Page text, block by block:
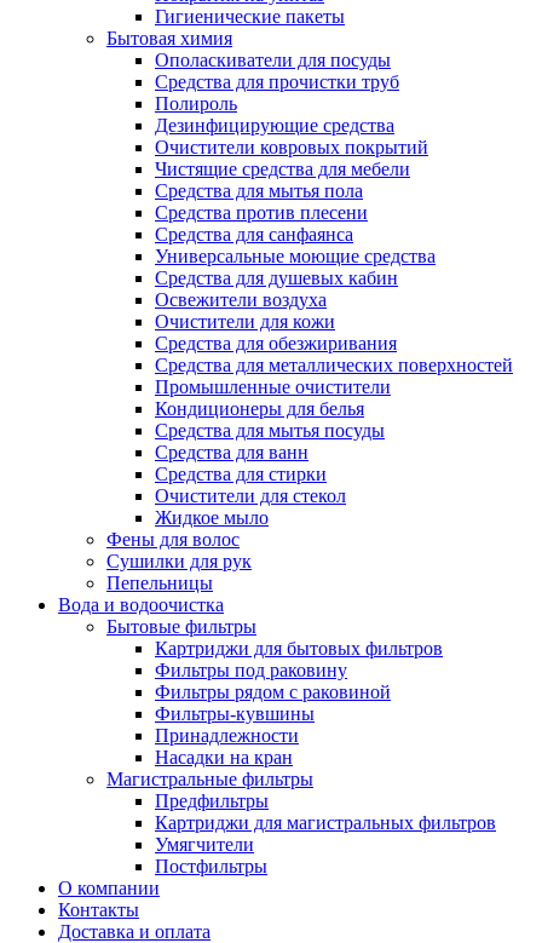
Гигиенические пакеты
Бытовая химия
Ополаскиватели для посуды
Средства для прочистки труб
Полироль
Дезинфицирующие средства
Очистители ковровых покрытий
Чистящие средства для мебели
Средства для мытья пола
Средства против плесени
Средства для санфаянса
Универсальные моющие средства
Средства для душевых кабин
Освежители воздуха
Очистители для кожи
Средства для обезжиривания
Средства для металлических поверхностей
Промышленные очистители
Кондиционеры для белья
Средства для мытья посуды
Средства для ванн
Средства для стирки
Очистители для стекол
Жидкое мыло
Фены для волос
Сушилки для рук
Пепельницы
Вода и водоочистка
Бытовые фильтры
Картриджи для бытовых фильтров
Фильтры под раковину
Фильтры рядом с раковиной
Фильтры-кувшины
Принадлежности
Насадки на кран
Магистральные фильтры
Предфильтры
Картриджи для магистральных фильтров
Умягчители
Постфильтры
О компании
Контакты
Доставка и оплата